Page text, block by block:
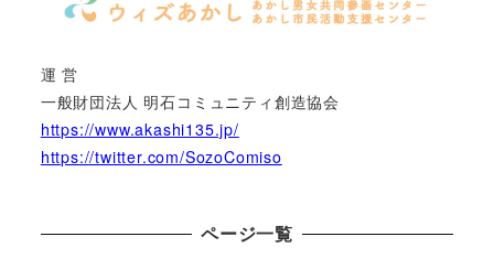
運 営
一般財団法人 明石コミュニティ創造協会
https://www.akashi135.jp/
https://twitter.com/SozoComiso
ページ一覧